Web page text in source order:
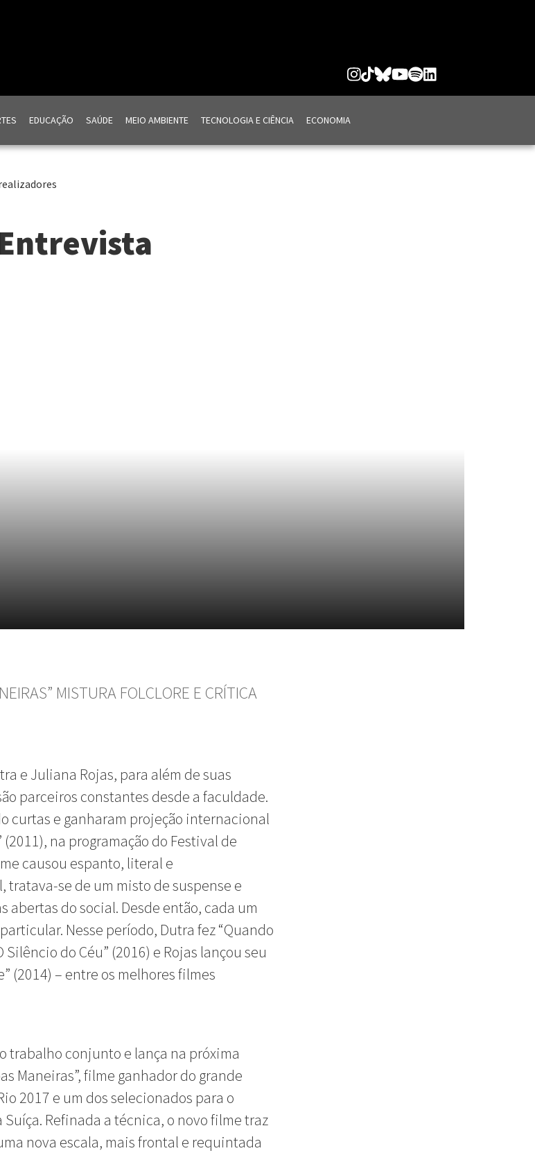
EDUCAÇÃO SAÚDE MEIO AMBIENTE TECNOLOGIA E CIÊNCIA ECONOMIA
MISTURA FOLCLORE E CRÍTICA
e Juliana Rojas, para além de suas
parceiros constantes desde a faculdade.
curtas e ganharam projeção internacional
(2011), na programação do Festival de
causou espanto, literal e
se de um misto de suspense e
abertas do social. Desde então, cada um
Nesse período, Dutra fez “Quando
Silêncio do Céu” (2016) e Rojas lançou seu
(2014) – entre os melhores filmes
trabalho conjunto e lança na próxima
Maneiras”, filme ganhador do grande
2017 e um dos selecionados para o
Suíça. Refinada a técnica, o novo filme traz
nova escala, mais frontal e requintada